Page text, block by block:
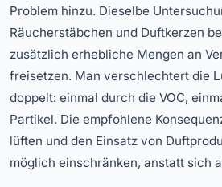
Problem hinzu. Dieselbe
Räucherstäbchen und Duftkerzen
zusätzlich erhebliche Mengen an
freisetzen. Man verschlechtert die
doppelt: einmal durch die VOC,
Partikel. Die empfohlene
lüften und den Einsatz von
möglich einschränken, anstatt sich